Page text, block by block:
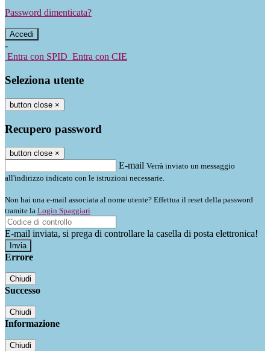
Password dimenticata?
-
Entra con SPID Entra con CIE
Seleziona utente
button close ×
Recupero password
button close ×
E-mail Verrà inviato un messaggio
all'indirizzo indicato con le istruzioni necessarie.
Non hai una e-mail associata al nome utente? Effettua il reset della password
tramite la Login Spaggiari
E-mail inviata, si prega di controllare la casella di posta elettronica!
Errore
Chiudi
Successo
Chiudi
Informazione
Chiudi